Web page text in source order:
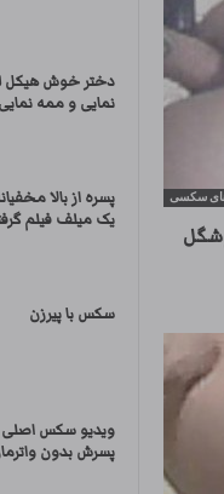
های سکسی
دختر خوش هیکل
نمایی و ممه
پسره از بالا
یک میلف فیلم
سکس با پیرزن
ویدیو سکس
پسرش بدون